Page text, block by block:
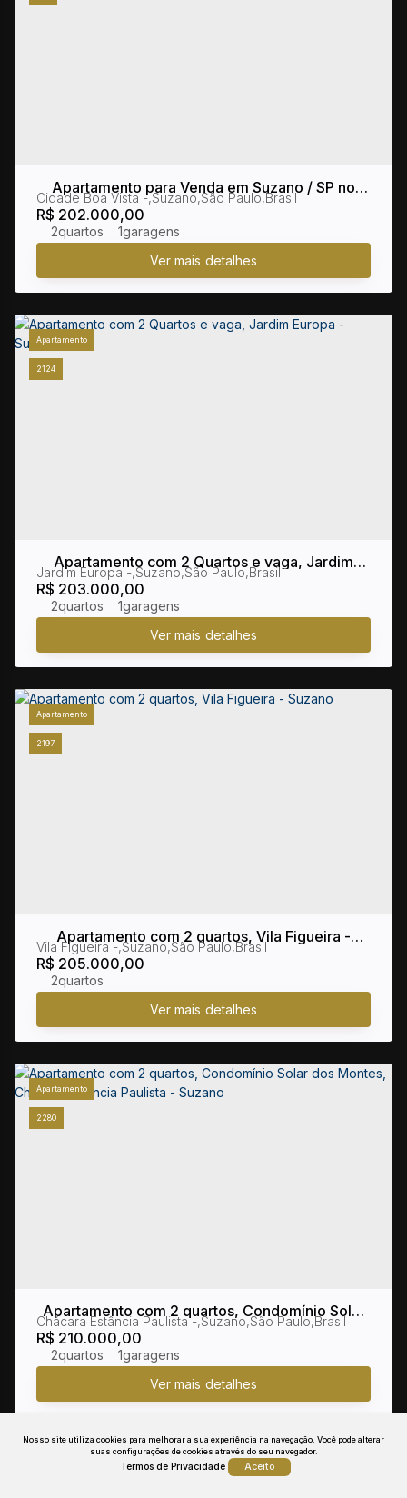
Nosso site utiliza cookies para melhorar a sua experiência na navegação. Você pode alterar
suas configurações de cookies através do seu navegador.
Termos de Privacidade Aceito
Apartamento para Venda em Suzano / SP no
bairro Cidade Boa Vista
R$ 202.000,00
Cidade Boa Vista ,Suzano,São Paulo,Brasil
2 1
2124
Apartamento
Apartamento com 2 Quartos e vaga, Jardim
Europa - Suzano
R$ 203.000,00
Jardim Europa ,Suzano,São Paulo,Brasil
2 1
2197
Apartamento
Apartamento com 2 quartos, Vila Figueira -
Suzano
R$ 205.000,00
Vila Figueira ,Suzano,São Paulo,Brasil
2
2280
Apartamento
Apartamento com 2 quartos, Condomínio Solar
dos Montes, Chácara Estância Paulista - Suzano
R$ 210.000,00
Chácara Estância Paulista ,Suzano,São Paulo,Brasil
2 1